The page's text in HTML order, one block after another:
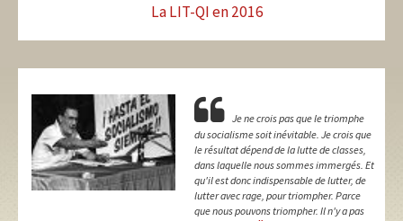
La LIT-QI en 2016
Je ne crois pas que le triomphe
du socialisme soit inévitable. Je crois que
le résultat dépend de la lutte de classes,
dans laquelle nous sommes immergés. Et
qu'il est donc indispensable de lutter, de
lutter avec rage, pour triompher. Parce
que nous pouvons triompher. Il n'y a pas